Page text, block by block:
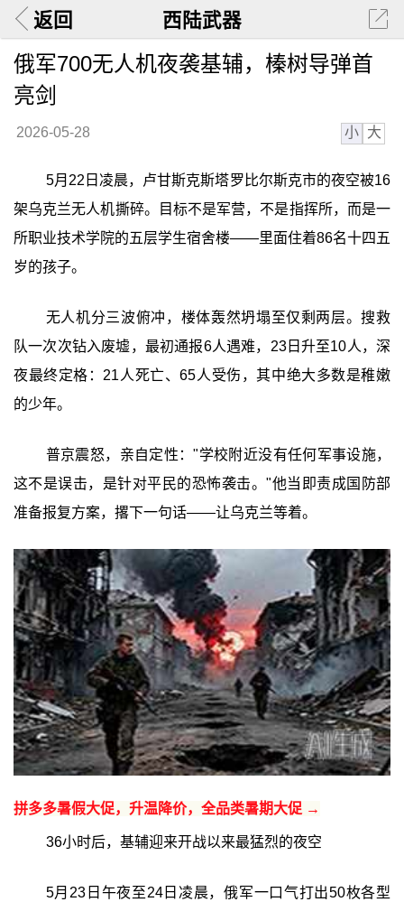
返回 西陆武器
俄军700无人机夜袭基辅，榛树导弹首
亮剑
2026-05-28 小 大
5月22日凌晨，卢甘斯克斯塔罗比尔斯克市的夜空被16
架乌克兰无人机撕碎。目标不是军营，不是指挥所，而是一
所职业技术学院的五层学生宿舍楼——里面住着86名十四五
岁的孩子。
无人机分三波俯冲，楼体轰然坍塌至仅剩两层。搜救
队一次次钻入废墟，最初通报6人遇难，23日升至10人，深
夜最终定格：21人死亡、65人受伤，其中绝大多数是稚嫩
的少年。
普京震怒，亲自定性："学校附近没有任何军事设施，
这不是误击，是针对平民的恐怖袭击。"他当即责成国防部
准备报复方案，撂下一句话——让乌克兰等着。
拼多多暑假大促，升温降价，全品类暑期大促 →
36小时后，基辅迎来开战以来最猛烈的夜空
5月23日午夜至24日凌晨，俄军一口气打出50枚各型